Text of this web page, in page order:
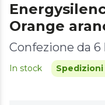
Orange
Confezione da
In stock